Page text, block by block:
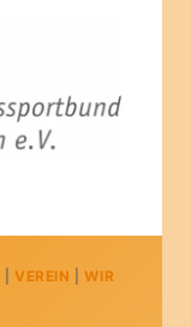
|VEREIN |WIR